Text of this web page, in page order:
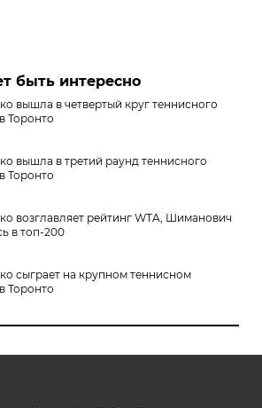
быть интересно
вышла в четвертый круг теннисного
Торонто
вышла в третий раунд теннисного
Торонто
возглавляет рейтинг WTA, Шиманович
в топ-200
сыграет на крупном теннисном
Торонто